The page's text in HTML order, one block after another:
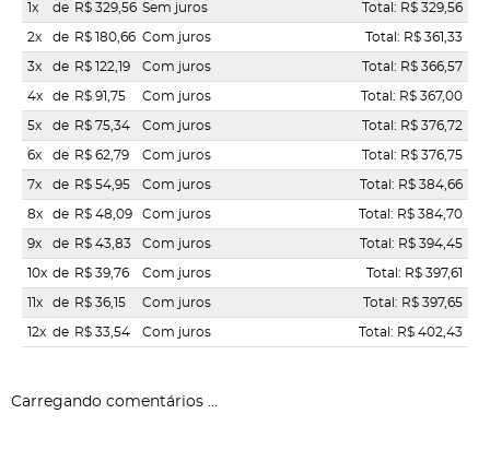
1x de R$ 329,56 Sem juros Total: R$ 329,56
2x de R$ 180,66 Com juros Total: R$ 361,33
3x de R$ 122,19 Com juros Total: R$ 366,57
4x de R$ 91,75 Com juros Total: R$ 367,00
5x de R$ 75,34 Com juros Total: R$ 376,72
6x de R$ 62,79 Com juros Total: R$ 376,75
7x de R$ 54,95 Com juros Total: R$ 384,66
8x de R$ 48,09 Com juros Total: R$ 384,70
9x de R$ 43,83 Com juros Total: R$ 394,45
10x de R$ 39,76 Com juros Total: R$ 397,61
11x de R$ 36,15 Com juros Total: R$ 397,65
12x de R$ 33,54 Com juros Total: R$ 402,43
Carregando comentários ...